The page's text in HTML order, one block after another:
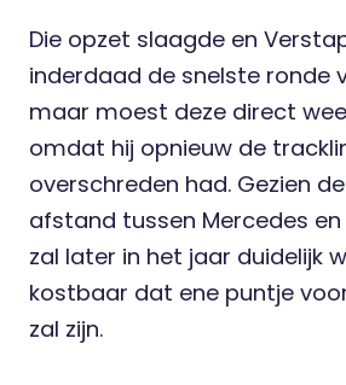
Die opzet slaagde en
inderdaad de snelste ronde
maar moest deze direct
omdat hij opnieuw de
overschreden had. Gezien
afstand tussen Mercedes en
zal later in het jaar duidelijk
kostbaar dat ene puntje
zal zijn.